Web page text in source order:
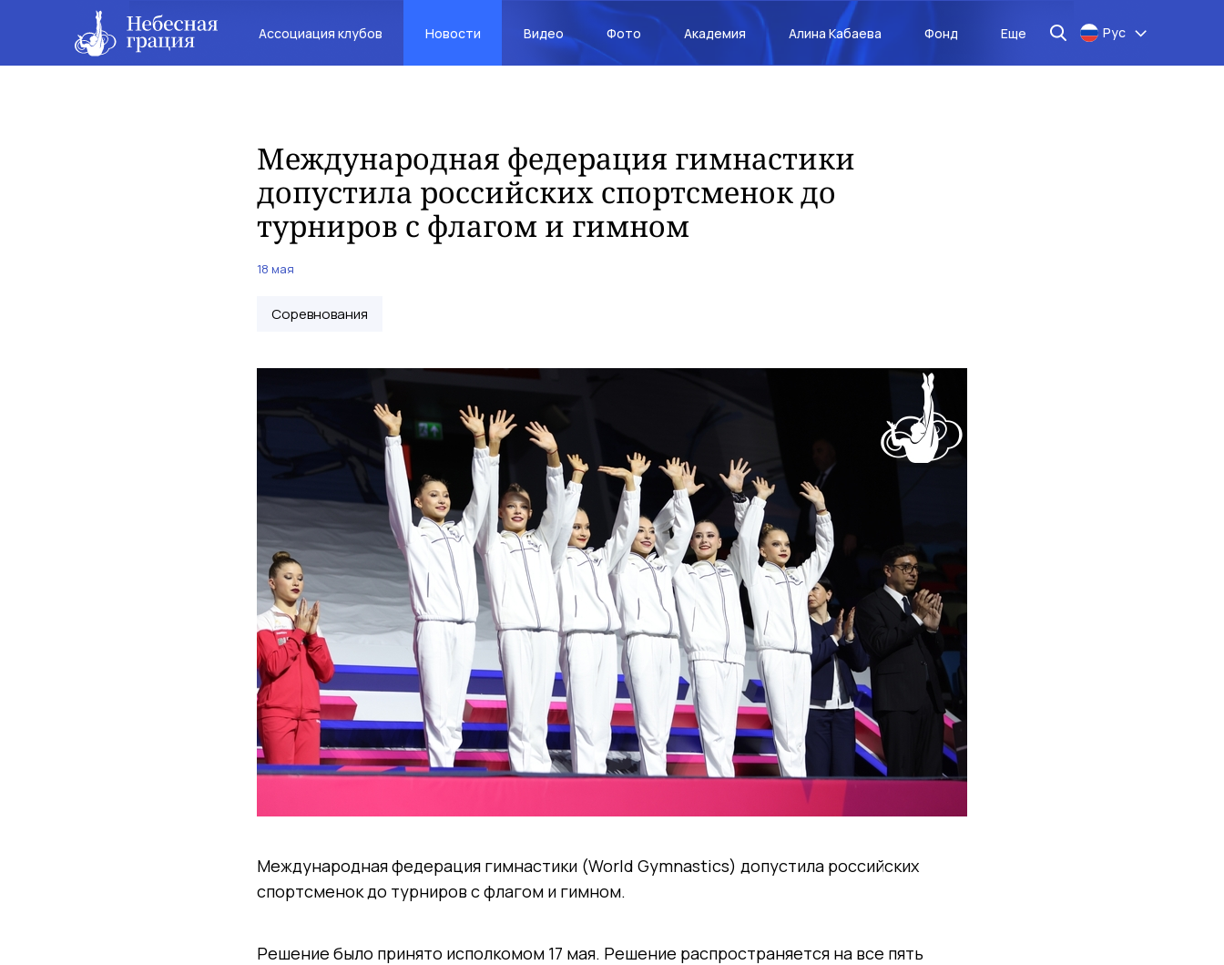
Ассоциация клубов Новости Видео Фото Академия Алина Кабаева Фонд Еще Рус
Международная федерация гимнастики
допустила российских спортсменок до
турниров с флагом и гимном
18 мая
Соревнования
Международная федерация гимнастики (World Gymnastics) допустила российских
спортсменок до турниров с флагом и гимном.
Решение было принято исполкомом 17 мая. Решение распространяется на все пять